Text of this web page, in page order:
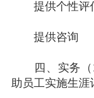
提供个性评
提供咨询
四、实务（2
助员工实施生涯